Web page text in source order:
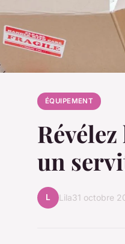
ÉQUIPEMENT
un
L Lila31 octobre